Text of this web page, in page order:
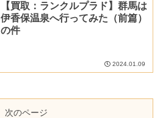
【買取：ランクルプラド】群馬は
伊香保温泉へ行ってみた（前篇）
の件
2024.01.09
次のページ